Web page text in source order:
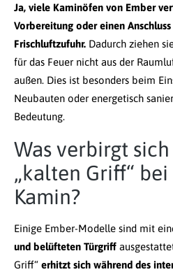
Ja, viele Kaminöfen von Ember
Vorbereitung oder einen
Frischluftzufuhr. Dadurch ziehen
für das Feuer nicht aus der
außen. Dies ist besonders beim
Neubauten oder energetisch
Bedeutung.
Was verbirgt
„kalten Griff“
Kamin?
Einige Ember-Modelle sind mit
und belüfteten Türgriff
Griff“ erhitzt sich während des